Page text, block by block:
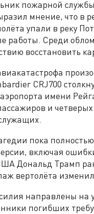
пожарной
мнение, что в
упали в реку
работы. Среди
восстановить
CRJ700
имени
и
пока
включая
Дональд Трамп
вертолёта изменил
направлены
погибших